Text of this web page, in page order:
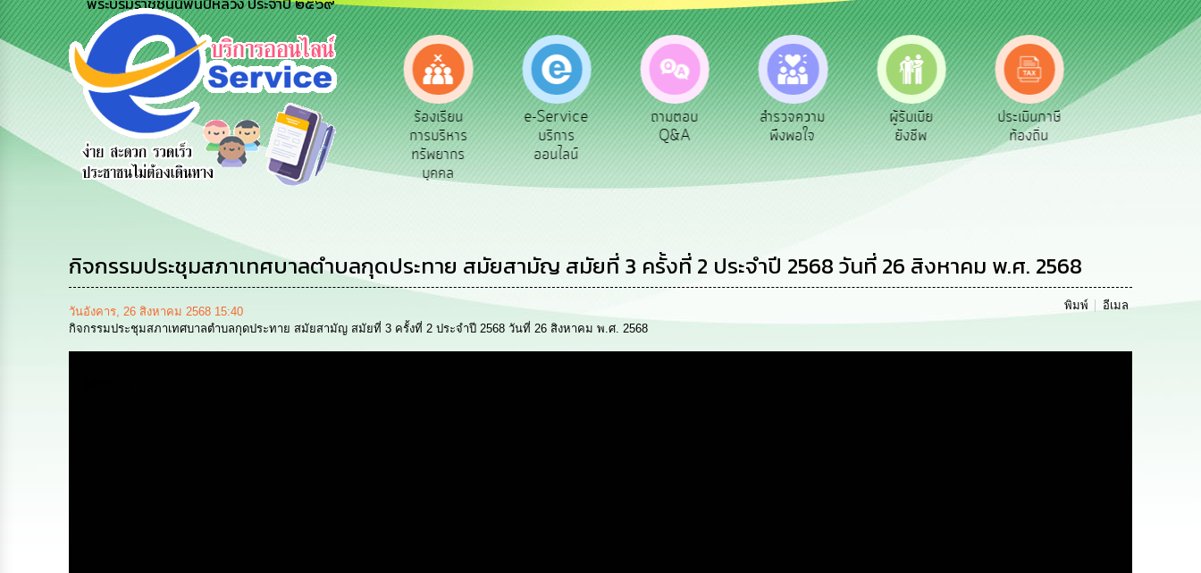
ร้องเรียน
ร้องทุกข์
ร้องเรียน
การทุจริต
ร้องเรียน
การบริหาร
ทรัพยากร
บุคคล
e-Service
บริการ
ออนไลน์
ถามตอบ
Q&A
สำรวจความ
พึงพอใจ
ผู้รับเบีย
ยังชีพ
ประเมินภาษี
ท้องถิ่น
ทะเบียน
พาณิชย์
ขออนุญาต
ก่อสร้าง
กิจกรรมประชุมสภาเทศบาลตำบลกุดประทาย สมัยสามัญ สมัยที่ 3 ครั้งที่ 2 ประจำปี 2568 วันที่ 26 สิงหาคม พ.ศ. 2568
วันอังคาร, 26 สิงหาคม 2568 15:40 พิมพ์
อีเมล
กิจกรรมประชุมสภาเทศบาลตำบลกุดประทาย สมัยสามัญ สมัยที่ 3 ครั้งที่ 2 ประจำปี 2568 วันที่ 26 สิงหาคม พ.ศ. 2568